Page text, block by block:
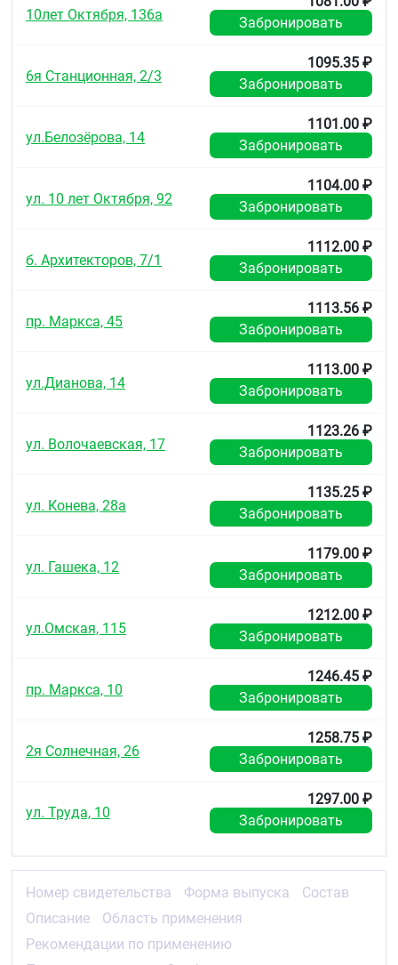
10лет Октября, 136а
Забронировать
6я Станционная, 2/3
1095.35 ₽
Забронировать
ул.Белозёрова, 14
1101.00 ₽
Забронировать
ул. 10 лет Октября, 92
1104.00 ₽
Забронировать
б. Архитекторов, 7/1
1112.00 ₽
Забронировать
пр. Маркса, 45
1113.56 ₽
Забронировать
ул.Дианова, 14
1113.00 ₽
Забронировать
ул. Волочаевская, 17
1123.26 ₽
Забронировать
ул. Конева, 28а
1135.25 ₽
Забронировать
ул. Гашека, 12
1179.00 ₽
Забронировать
ул.Омская, 115
1212.00 ₽
Забронировать
пр. Маркса, 10
1246.45 ₽
Забронировать
2я Солнечная, 26
1258.75 ₽
Забронировать
ул. Труда, 10
1297.00 ₽
Забронировать
Номер свидетельства Форма выпуска
Состав
Описание
Область применения
Рекомендации по применению